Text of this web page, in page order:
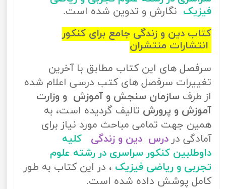
فیزیک نگارش و تدوین شده است.
کتاب دین و زندگی جامع برای کنکور
انتشارات منتشران
سرفصل های این کتاب مطابق با آخرین
تغییرات سرفصل های کتب درسی اعلام شده
از طرف سازمان سنجش و آموزش و وزارت
آموزش و پرورش تالیف گردیده است، به
همین جهت تمامی مباحث مورد نیاز برای
آمادگی در درس دین و زندگی
کلیه
داوطلبین کنکور سراسری در رشته علوم
تجربی و ریاضی فیزیک ، در این کتاب به طور
کامل پوشش داده شده است.